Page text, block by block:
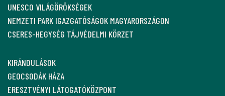
UNESCO VILÁGÖRÖKSÉGEK
NEMZETI PARK IGAZGATÓSÁGOK MAGYARORSZÁGON
CSERES-HEGYSÉG TÁJVÉDELMI KÖRZET
KIRÁNDULÁSOK
GEOCSODÁK HÁZA
ERESZTVÉNYI LÁTOGATÓKÖZPONT